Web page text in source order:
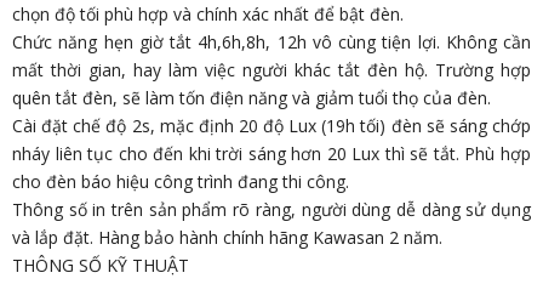
chọn độ tối phù hợp và chính xác nhất để bật đèn.
Chức năng hẹn giờ tắt 4h,6h,8h, 12h vô cùng tiện lợi. Không cần
mất thời gian, hay làm việc người khác tắt đèn hộ. Trường hợp
quên tắt đèn, sẽ làm tốn điện năng và giảm tuổi thọ của đèn.
Cài đặt chế độ 2s, mặc định 20 độ Lux (19h tối) đèn sẽ sáng chớp
nháy liên tục cho đến khi trời sáng hơn 20 Lux thì sẽ tắt. Phù hợp
cho đèn báo hiệu công trình đang thi công.
Thông số in trên sản phẩm rõ ràng, người dùng dễ dàng sử dụng
và lắp đặt. Hàng bảo hành chính hãng Kawasan 2 năm.
THÔNG SỐ KỸ THUẬT